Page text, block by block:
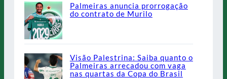
Palmeiras anuncia prorrogação
do contrato de Murilo
Visão Palestrina: Saiba quanto o
Palmeiras arrecadou com vaga
nas quartas da Copa do Brasil